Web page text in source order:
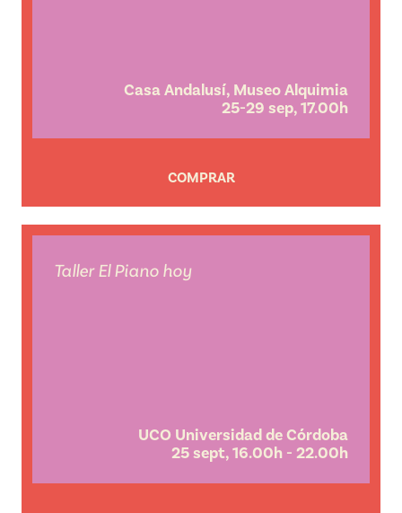
Casa Andalusí, Museo Alquimia
25-29 sep, 17.00h
COMPRAR
Taller El Piano hoy
UCO Universidad de Córdoba
25 sept, 16.00h - 22.00h